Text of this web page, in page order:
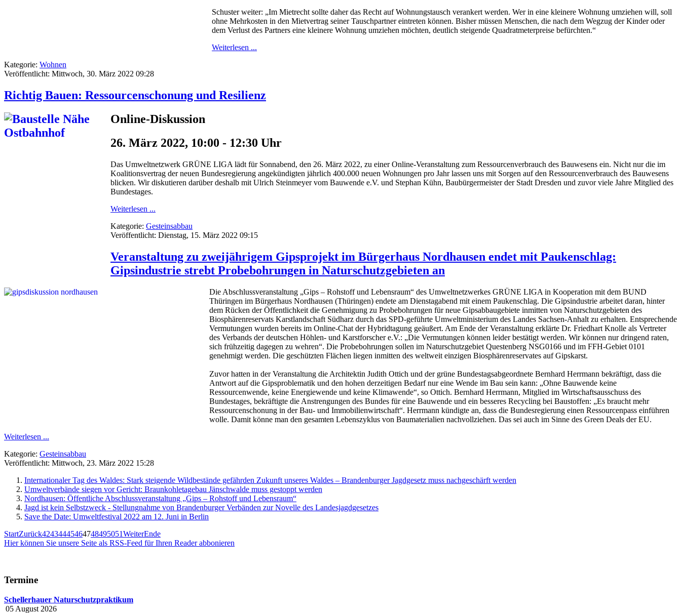
Schuster weiter: „Im Mietrecht sollte daher das Recht auf Wohnungstausch verankert werden. Wer in eine kleinere Wohnung umziehen will, soll
ohne Mehrkosten in den Mietvertrag seiner Tauschpartner eintreten können. Bisher müssen Menschen, die nach dem Wegzug der Kinder oder
dem Verlust des Partners eine kleinere Wohnung umziehen möchten, deutlich steigende Quadratmeterpreise befürchten.“
Weiterlesen ...
Kategorie: Wohnen
Veröffentlicht: Mittwoch, 30. März 2022 09:28
Richtig Bauen: Ressourcenschonung und Resilienz
Online-Diskussion
26. März 2022, 10:00 - 12:30 Uhr
Das Umweltnetzwerk GRÜNE LIGA lädt für Sonnabend, den 26. März 2022, zu einer Online-Veranstaltung zum Ressourcenverbrauch des Bauwesens ein. Nicht nur die im
Koalitionsvertrag der neuen Bundesregierung angekündigten jährlich 400.000 neuen Wohnungen pro Jahr lassen uns mit Sorgen auf den Ressourcenverbrauch des Bauwesens
blicken. Wir diskutieren darüber deshalb mit Ulrich Steinmeyer vom Bauwende e.V. und Stephan Kühn, Baubürgermeister der Stadt Dresden und zuvor viele Jahre Mitglied des
Bundestages.
Weiterlesen ...
Kategorie: Gesteinsabbau
Veröffentlicht: Dienstag, 15. März 2022 09:15
Veranstaltung zu zweijährigem Gipsprojekt im Bürgerhaus Nordhausen endet mit Paukenschlag:
Gipsindustrie strebt Probebohrungen in Naturschutzgebieten an
Die Abschlussveranstaltung „Gips – Rohstoff und Lebensraum“ des Umweltnetzwerkes GRÜNE LIGA in Kooperation mit dem BUND
Thüringen im Bürgerhaus Nordhausen (Thüringen) endete am Dienstagabend mit einem Paukenschlag. Die Gipsindustrie arbeitet daran, hinter
dem Rücken der Öffentlichkeit die Genehmigung zu Probebohrungen für neue Gipsabbaugebiete inmitten von Naturschutzgebieten des
Biosphärenreservats Karstlandschaft Südharz durch das SPD-geführte Umweltministerium des Landes Sachsen-Anhalt zu erhalten. Entsprechende
Vermutungen wurden bereits im Online-Chat der Hybridtagung geäußert. Am Ende der Veranstaltung erklärte Dr. Friedhart Knolle als Vertreter
des Verbands der deutschen Höhlen- und Karstforscher e.V.: „Die Vermutungen können leider bestätigt werden. Wir können nur dringend raten,
sich frühzeitig dagegen zu wehren“. Die Probebohrungen sollen im Naturschutzgebiet Questenberg NSG0166 und im FFH-Gebiet 0101
genehmigt werden. Die geschützten Flächen liegen inmitten des weltweit einzigen Biosphärenreservates auf Gipskarst.
Zuvor hatten in der Veranstaltung die Architektin Judith Ottich und der grüne Bundestagsabgeordnete Bernhard Herrmann bekräftigt, dass die
Antwort auf die Gipsproblematik und den hohen derzeitigen Bedarf nur eine Wende im Bau sein kann: „Ohne Bauwende keine
Ressourcenwende, keine Energiewende und keine Klimawende“, so Ottich. Bernhard Herrmann, Mitglied im Wirtschaftsausschuss des
Bundestages, bekräftigte die Anstrengungen des Bundes für eine Bauwende und ein besseres Recycling bei Baustoffen: „Es braucht mehr
Ressourcenschonung in der Bau- und Immobilienwirtschaft“. Herrmann kündigte an, dass die Bundesregierung einen Ressourcenpass einführen
wolle. Damit könne man den gesamten Lebenszyklus von Baumaterialien nachvollziehen. Das sei auch im Sinne des Green Deals der EU.
Weiterlesen ...
Kategorie: Gesteinsabbau
Veröffentlicht: Mittwoch, 23. März 2022 15:28
Internationaler Tag des Waldes: Stark steigende Wildbestände gefährden Zukunft unseres Waldes – Brandenburger Jagdgesetz muss nachgeschärft werden
Umweltverbände siegen vor Gericht: Braunkohletagebau Jänschwalde muss gestoppt werden
Nordhausen: Öffentliche Abschlussveranstaltung „Gips – Rohstoff und Lebensraum“
Jagd ist kein Selbstzweck - Stellungnahme von Brandenburger Verbänden zur Novelle des Landesjagdgesetzes
Save the Date: Umweltfestival 2022 am 12. Juni in Berlin
StartZurück42434445464748495051WeiterEnde
Hier können Sie unsere Seite als RSS-Feed für Ihren Reader abbonieren
Termine
Schellerhauer Naturschutzpraktikum
05 August 2026